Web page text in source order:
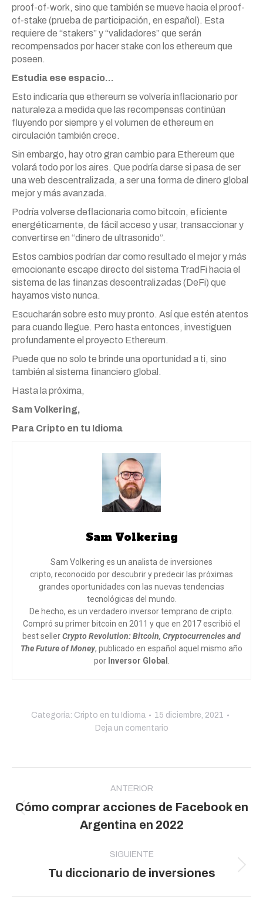
proof-of-work, sino que también se mueve hacia el proof-
of-stake (prueba de participación, en español). Esta
requiere de “stakers” y “validadores” que serán
recompensados por hacer stake con los ethereum que
poseen.
Estudia ese espacio…
Esto indicaría que ethereum se volvería inflacionario por
naturaleza a medida que las recompensas continúan
fluyendo por siempre y el volumen de ethereum en
circulación también crece.
Sin embargo, hay otro gran cambio para Ethereum que
volará todo por los aires. Que podría darse si pasa de ser
una web descentralizada, a ser una forma de dinero global
mejor y más avanzada.
Podría volverse deflacionaria como bitcoin, eficiente
energéticamente, de fácil acceso y usar, transaccionar y
convertirse en “dinero de ultrasonido”.
Estos cambios podrían dar como resultado el mejor y más
emocionante escape directo del sistema TradFi hacia el
sistema de las finanzas descentralizadas (DeFi) que
hayamos visto nunca.
Escucharán sobre esto muy pronto. Así que estén atentos
para cuando llegue. Pero hasta entonces, investiguen
profundamente el proyecto Ethereum.
Puede que no solo te brinde una oportunidad a ti, sino
también al sistema financiero global.
Hasta la próxima,
Sam Volkering,
Para Cripto en tu Idioma
Sam Volkering
Sam Volkering es un analista de inversiones
cripto, reconocido por descubrir y predecir las próximas
grandes oportunidades con las nuevas tendencias
tecnológicas del mundo.
De hecho, es un verdadero inversor temprano de cripto.
Compró su primer bitcoin en 2011 y que en 2017 escribió el
best sellerCrypto Revolution: Bitcoin, Cryptocurrencies and
The Future of Money, publicado en español aquel mismo año
por Inversor Global
Categoría: Cripto en tu Idioma
15 diciembre, 2021
Deja un comentario
publicaciones
ANTERIOR
Publicación
anterior:
Cómo comprar acciones de Facebook en
Argentina en 2022
SIGUIENTE
Publicación
Tu diccionario de inversiones